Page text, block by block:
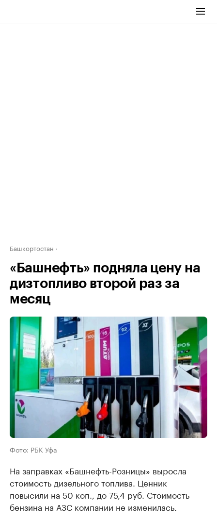
Башкортостан
«Башнефть» подняла цену на
дизтопливо второй раз за
месяц
Фото: РБК Уфа
На заправках «Башнефть-Розницы» выросла
стоимость дизельного топлива. Ценник
повысили на 50 коп., до 75,4 руб. Стоимость
бензина на АЗС компании не изменилась.